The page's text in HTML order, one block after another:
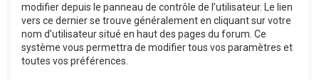
modifier depuis le panneau de contrôle de l’utilisateur. Le lien
vers ce dernier se trouve généralement en cliquant sur votre
nom d’utilisateur situé en haut des pages du forum. Ce
système vous permettra de modifier tous vos paramètres et
toutes vos préférences.